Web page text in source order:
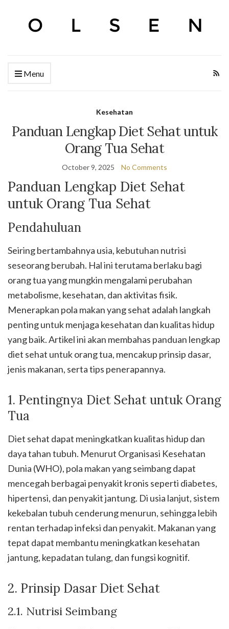
Menu
Kesehatan
Panduan Lengkap Diet Sehat untuk
Orang Tua Sehat
October 9, 2025 No Comments
Panduan Lengkap Diet Sehat
untuk Orang Tua Sehat
Pendahuluan
Seiring bertambahnya usia, kebutuhan nutrisi
seseorang berubah. Hal ini terutama berlaku bagi
orang tua yang mungkin mengalami perubahan
metabolisme, kesehatan, dan aktivitas fisik.
Menerapkan pola makan yang sehat adalah langkah
penting untuk menjaga kesehatan dan kualitas hidup
yang baik. Artikel ini akan membahas panduan lengkap
diet sehat untuk orang tua, mencakup prinsip dasar,
jenis makanan, serta tips penerapannya.
1. Pentingnya Diet Sehat untuk Orang
Tua
Diet sehat dapat meningkatkan kualitas hidup dan
daya tahan tubuh. Menurut Organisasi Kesehatan
Dunia (WHO), pola makan yang seimbang dapat
mencegah berbagai penyakit kronis seperti diabetes,
hipertensi, dan penyakit jantung. Di usia lanjut, sistem
kekebalan tubuh cenderung menurun, sehingga lebih
rentan terhadap infeksi dan penyakit. Makanan yang
tepat dapat membantu meningkatkan kesehatan
jantung, kepadatan tulang, dan fungsi kognitif.
2. Prinsip Dasar Diet Sehat
2.1. Nutrisi Seimbang